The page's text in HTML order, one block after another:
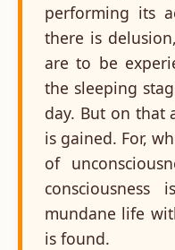
performing its
there is
are to be
the sleeping
day. But on that
is gained. For,
of
consciousness
mundane life
is found.